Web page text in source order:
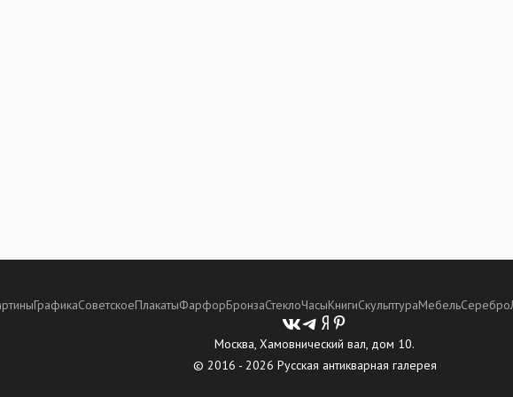
ГрафикаСоветскоеПлакатыФарфорБронзаСтеклоЧасыКнигиСкульптураМебельСеребро
Москва, Хамовнический вал, дом 10.
© 2016 - 2026 Русская антикварная галерея